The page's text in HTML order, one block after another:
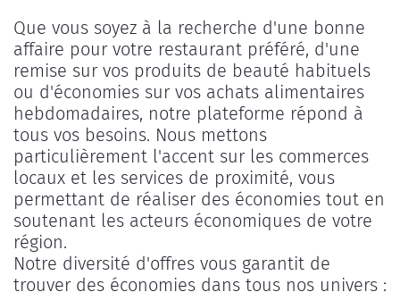
Que vous soyez à la recherche d'une bonne
affaire pour votre restaurant préféré, d'une
remise sur vos produits de beauté habituels
ou d'économies sur vos achats alimentaires
hebdomadaires, notre plateforme répond à
tous vos besoins. Nous mettons
particulièrement l'accent sur les commerces
locaux et les services de proximité, vous
permettant de réaliser des économies tout en
soutenant les acteurs économiques de votre
région.
Notre diversité d'offres vous garantit de
trouver des économies dans tous nos univers :